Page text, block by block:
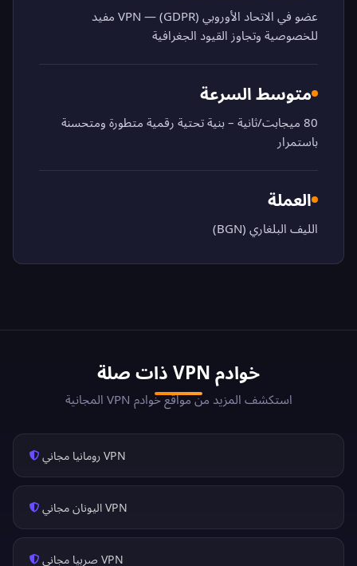
عضو في الاتحاد الأوروبي (GDPR) — VPN مفيد
للخصوصية وتجاوز القيود الجغرافية
متوسط السرعة
80 ميجابت/ثانية – بنية تحتية رقمية متطورة ومتحسنة
باستمرار
العملة
الليف البلغاري (BGN)
خوادم VPN ذات صلة
استكشف المزيد من مواقع خوادم VPN المجانية
VPN رومانيا مجاني
VPN اليونان مجاني
VPN صربيا مجاني